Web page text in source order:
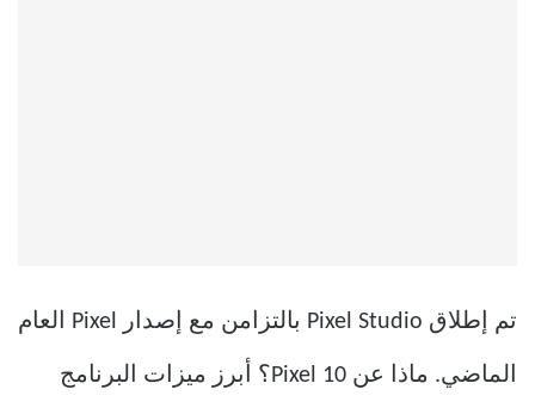
تم إطلاق Pixel Studio بالتزامن مع إصدار Pixel العام
الماضي. ماذا عن Pixel 10؟ أبرز ميزات البرنامج